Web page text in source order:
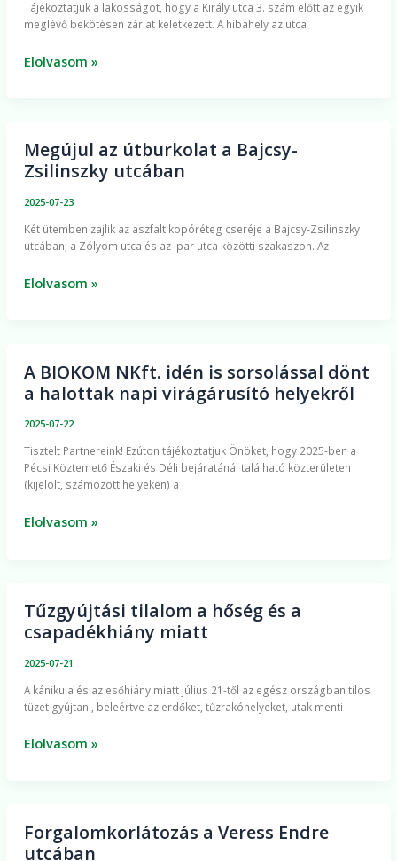
Tájékoztatjuk a lakosságot, hogy a Király utca 3. szám előtt az egyik
meglévő bekötésen zárlat keletkezett. A hibahely az utca
utcában
Elolvasom »
Megújul az útburkolat a Bajcsy-
Zsilinszky utcában
2025-07-23
Két ütemben zajlik az aszfalt kopóréteg cseréje a Bajcsy-Zsilinszky
utcában, a Zólyom utca és az Ipar utca közötti szakaszon. Az
Megújul
az
Bajcsy-
Zsilinszky
utcában
Elolvasom »
A BIOKOM NKft. idén is sorsolással dönt
a halottak napi virágárusító helyekről
2025-07-22
Tisztelt Partnereink! Ezúton tájékoztatjuk Önöket, hogy 2025-ben a
Pécsi Köztemető Északi és Déli bejáratánál található közterületen
(kijelölt, számozott helyeken) a
A
BIOKOM
is
sorsolással
a
helyekről
Elolvasom »
Tűzgyújtási tilalom a hőség és a
csapadékhiány miatt
2025-07-21
​A kánikula és az esőhiány miatt július 21-től az egész országban tilos
tüzet gyújtani, beleértve az erdőket, tűzrakóhelyeket, utak menti
Tűzgyújtási
tilalom
és
a
csapadékhiány
Elolvasom »
Forgalomkorlátozás a Veress Endre
utcában
Forgalomkorlátozás
a